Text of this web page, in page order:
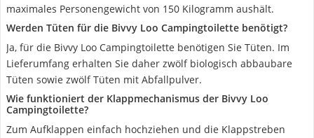
maximales Personengewicht von 150 Kilogramm aushält.
Werden Tüten für die Bivvy Loo Campingtoilette benötigt?
Ja, für die Bivvy Loo Campingtoilette benötigen Sie Tüten. Im
Lieferumfang erhalten Sie daher zwölf biologisch abbaubare
Tüten sowie zwölf Tüten mit Abfallpulver.
Wie funktioniert der Klappmechanismus der Bivvy Loo
Campingtoilette?
Zum Aufklappen einfach hochziehen und die Klappstreben